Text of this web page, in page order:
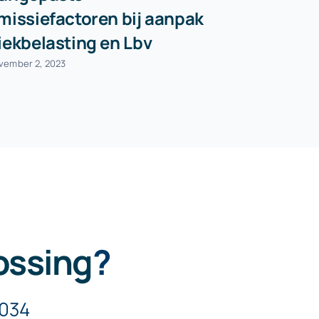
bij aanpak
en Lbv
2, 2023
?